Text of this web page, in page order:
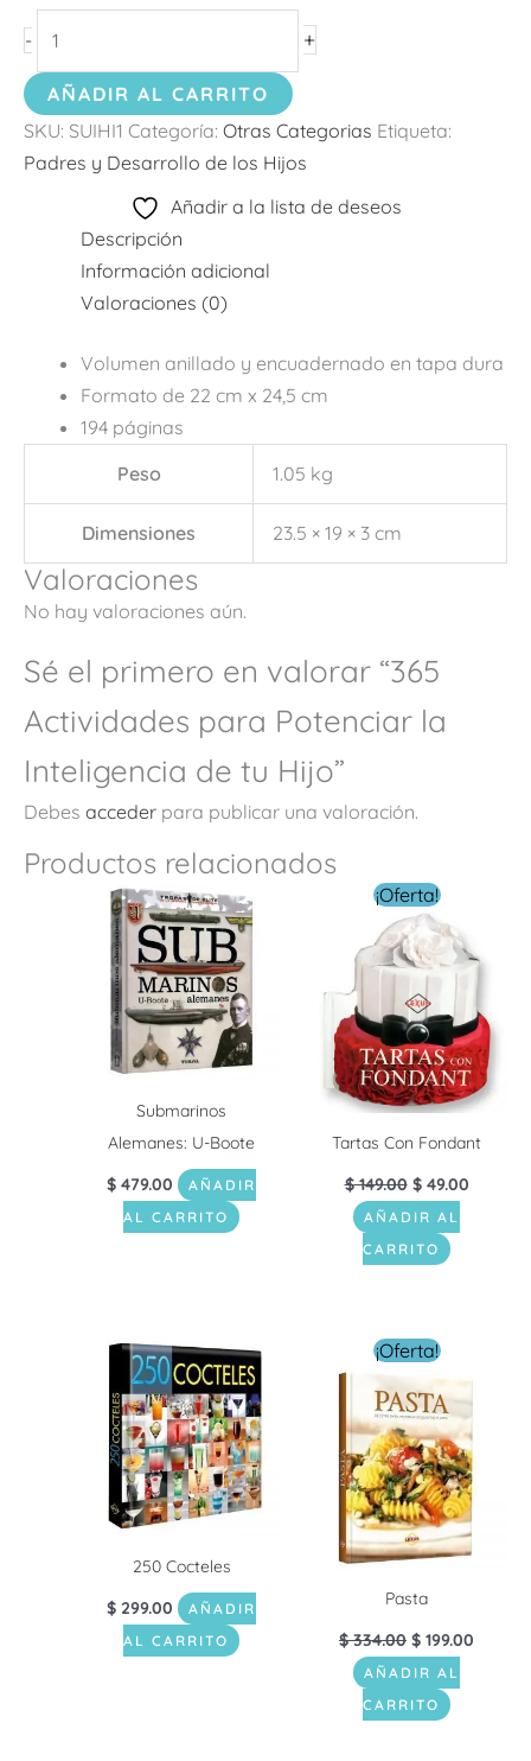
- +
AÑADIR AL CARRITO
SKU: SUIHI1 Categoría: Otras Categorias Etiqueta:
Padres y Desarrollo de los Hijos
Añadir a la lista de deseos
Descripción
Información adicional
Valoraciones (0)
Volumen anillado y encuadernado en tapa dura
Formato de 22 cm x 24,5 cm
194 páginas
Peso
1.05 kg
Dimensiones 23.5 × 19 × 3 cm
Valoraciones
No hay valoraciones aún.
Sé el primero en valorar “365
Actividades para Potenciar la
Inteligencia de tu Hijo”
Debes acceder para publicar una valoración.
Productos relacionados
Submarinos
Alemanes: U-Boote
$ 479.00
AÑADIR
AL CARRITO
¡Oferta!
Tartas Con Fondant
$149.00
El
precio
original
era:
$ 149.00.
$49.00
es:
AÑADIR AL
CARRITO
250 Cocteles
$ 299.00
AÑADIR
AL CARRITO
¡Oferta!
Pasta
$334.00
El
precio
original
era:
$ 334.00.
$ 199.00
AÑADIR AL
CARRITO